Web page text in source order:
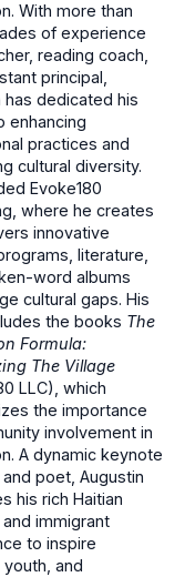
With more than
of experience
reading coach,
principal,
has dedicated his
enhancing
practices and
cultural diversity.
Evoke180
where he creates
innovative
literature,
word albums
cultural gaps. His
the books The
Formula:
The Village
LLC), which
the importance
involvement in
A dynamic keynote
poet, Augustin
his rich Haitian
immigrant
to inspire
and